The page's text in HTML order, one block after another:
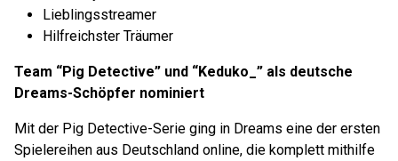
Lieblingsstreamer
Hilfreichster Träumer
Team “Pig Detective” und “Keduko_” als deutsche
Dreams-Schöpfer nominiert
Mit der Pig Detective-Serie ging in Dreams eine der ersten
Spielereihen aus Deutschland online, die komplett mithilfe